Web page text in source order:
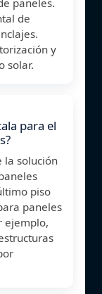
de
y
solar.
para el
la solución
piso
paneles
ejemplo,